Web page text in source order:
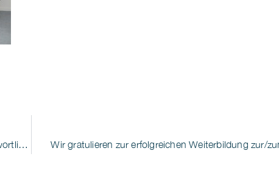
Wir gratulieren zum erfolgreichen Abschluss der Weiterbildung „Verantwortliche Pflegefachkraft“
Wir gratulieren zur erfolgreichen Weiterbildung zur/